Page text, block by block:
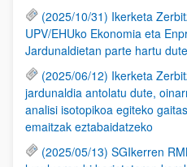
(2025/10/31) Ikerketa
UPV/EHUko Ekonomia eta
Jardunaldietan parte hartu dute
(2025/06/12) Ikerketa
jardunaldia antolatu dute,
analisi isotopikoa egiteko
emaitzak eztabaidatzeko
(2025/05/13) SGIkerren